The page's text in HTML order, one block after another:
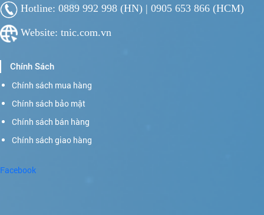
Hotline: 0889 992 998 (HN) | 0905 653 866 (HCM)
Website: tnic.com.vn
Chính Sách
Chính sách mua hàng
Chính sách bảo mật
Chính sách bán hàng
Chính sách giao hàng
Facebook